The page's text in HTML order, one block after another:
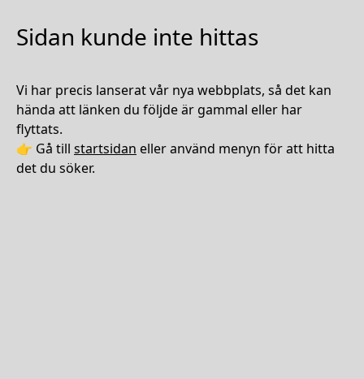
Sidan kunde inte hittas
Vi har precis lanserat vår nya webbplats, så det kan
hända att länken du följde är gammal eller har
flyttats.
👉 Gå till startsidan eller använd menyn för att hitta
det du söker.